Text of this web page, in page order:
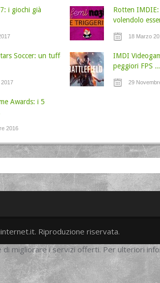
i giochi già
Rotten
volendolo
18 Marzo
Soccer: un tuffo
IMDI
peggiori FPS ...
29
Awards: i 5
2016
twittergoogleplus
facebook
Riproduzione riservata.
migliorare i servizi offerti. Per ulteriori